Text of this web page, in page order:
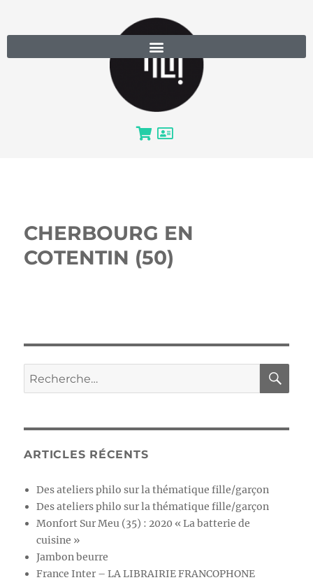
CHERBOURG EN
COTENTIN (50)
ARTICLES RÉCENTS
Des ateliers philo sur la thématique fille/garçon
Des ateliers philo sur la thématique fille/garçon
Monfort Sur Meu (35) : 2020 « La batterie de
cuisine »
Jambon beurre
France Inter – LA LIBRAIRIE FRANCOPHONE